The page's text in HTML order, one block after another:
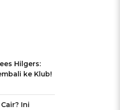
Hilgers:
ke Klub!
Ini